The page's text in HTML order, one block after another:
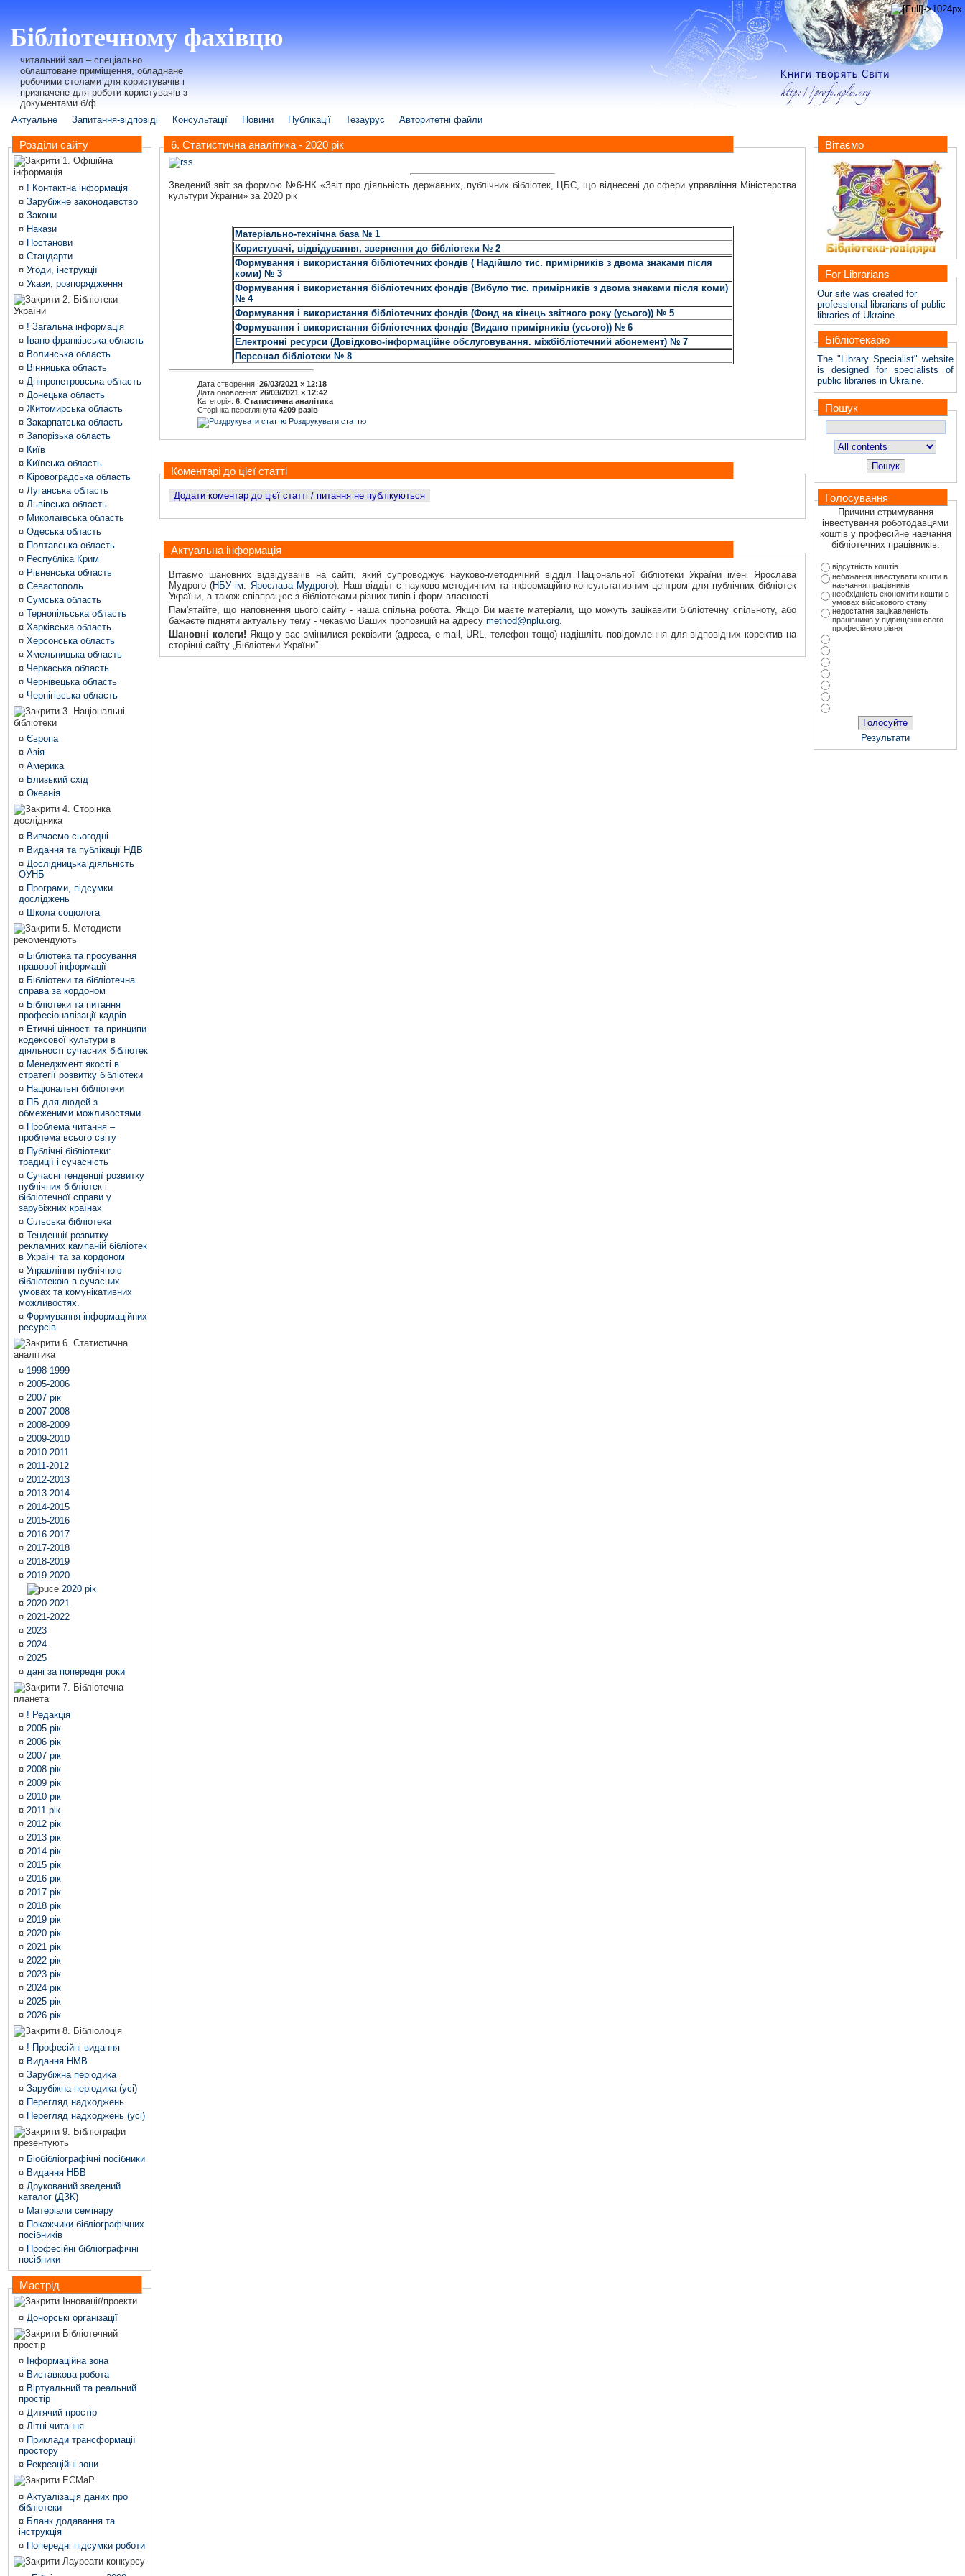
Бібліотечному фахівцю
читальний зал – спеціально
облаштоване приміщення, обладнане
робочими столами для користувачів і
призначене для роботи користувачів з
документами б/ф
Актуальне
Запитання-відповіді Консультації Новини Публікації Тезаурус Авторитетні файли
Розділи сайту
1. Офіційна
інформація
¤ ! Контактна інформація
¤ Зарубіжне законодавство
¤ Закони
¤ Накази
¤ Постанови
¤ Стандарти
¤ Угоди, інструкції
¤ Укази, розпорядження
2. Бібліотеки
України
¤ ! Загальна інформація
¤ Івано-франківська область
¤ Волинська область
¤ Вінницька область
¤ Дніпропетровська область
¤ Донецька область
¤ Житомирська область
¤ Закарпатська область
¤ Запорізька область
¤ Київ
¤ Київська область
¤ Кіровоградська область
¤ Луганська область
¤ Львівська область
¤ Миколаївська область
¤ Одеська область
¤ Полтавська область
¤ Республіка Крим
¤ Рівненська область
¤ Севастополь
¤ Сумська область
¤ Тернопільська область
¤ Харківська область
¤ Херсонська область
¤ Хмельницька область
¤ Черкаська область
¤ Чернівецька область
¤ Чернігівська область
3. Національні
бібліотеки
¤ Європа
¤ Азія
¤ Америка
¤ Близький схід
¤ Океанія
4. Сторінка
дослідника
¤ Вивчаємо сьогодні
¤ Видання та публікації НДВ
¤ Дослідницька діяльність
ОУНБ
¤ Програми, підсумки
досліджень
¤ Школа соціолога
5. Методисти
рекомендують
¤ Бібліотека та просування
правової інформації
¤ Бібліотеки та бібліотечна
справа за кордоном
¤ Бібліотеки та питання
професіоналізації кадрів
¤ Етичні цінності та принципи
кодексової культури в
діяльності сучасних бібліотек
¤ Менеджмент якості в
стратегії розвитку бібліотеки
¤ Національні бібліотеки
¤ ПБ для людей з
обмеженими можливостями
¤ Проблема читання –
проблема всього світу
¤ Публічні бібліотеки:
традиції і сучасність
¤ Сучасні тенденції розвитку
публічних бібліотек і
бібліотечної справи у
зарубіжних країнах
¤ Сільська бібліотека
¤ Тенденції розвитку
рекламних кампаній бібліотек
в Україні та за кордоном
¤ Управління публічною
бібліотекою в сучасних
умовах та комунікативних
можливостях.
¤ Формування інформаційних
ресурсів
6. Статистична
аналітика
¤ 1998-1999
¤ 2005-2006
¤ 2007 рік
¤ 2007-2008
¤ 2008-2009
¤ 2009-2010
¤ 2010-2011
¤ 2011-2012
¤ 2012-2013
¤ 2013-2014
¤ 2014-2015
¤ 2015-2016
¤ 2016-2017
¤ 2017-2018
¤ 2018-2019
¤ 2019-2020
2020 рік
¤ 2020-2021
¤ 2021-2022
¤ 2023
¤ 2024
¤ 2025
¤ дані за попередні роки
7. Бібліотечна
планета
¤ ! Редакція
¤ 2005 рік
¤ 2006 рік
¤ 2007 рік
¤ 2008 рік
¤ 2009 рік
¤ 2010 рік
¤ 2011 рік
¤ 2012 рік
¤ 2013 рік
¤ 2014 рік
¤ 2015 рік
¤ 2016 рік
¤ 2017 рік
¤ 2018 рік
¤ 2019 рік
¤ 2020 рік
¤ 2021 рік
¤ 2022 рік
¤ 2023 рік
¤ 2024 рік
¤ 2025 рік
¤ 2026 рік
8. Бібліолоція
¤ ! Професійні видання
¤ Видання НМВ
¤ Зарубіжна періодика
¤ Зарубіжна періодика (усі)
¤ Перегляд надходжень
¤ Перегляд надходжень (усі)
9. Бібліографи
презентують
¤ Біобібліографічні посібники
¤ Видання НБВ
¤ Друкований зведений
каталог (ДЗК)
¤ Матеріали семінару
¤ Покажчики бібліографічних
посібників
¤ Професійні бібліографічні
посібники
Мастрід
Інновації/проекти
¤ Донорські організації
Бібліотечний
простір
¤ Інформаційна зона
¤ Виставкова робота
¤ Віртуальний та реальний
простір
¤ Дитячий простір
¤ Літні читання
¤ Приклади трансформації
простору
¤ Рекреаційні зони
ЕСМаР
¤ Актуалізація даних про
бібліотеки
¤ Бланк додавання та
інструкція
¤ Попередні підсумки роботи
Лауреати конкурсу
6. Статистична аналітика - 2020 рік
Зведений звіт за формою №6-НК «Звіт про діяльність державних, публічних бібліотек, ЦБС, що віднесені до сфери управління Міністерства
культури України» за 2020 рік
Матеріально-технічна база № 1
Користувачі, відвідування, звернення до бібліотеки № 2
Формування і використання бібліотечних фондів ( Надійшло тис. примірників з двома знаками після
коми) № 3
Формування і використання бібліотечних фондів (Вибуло тис. примірників з двома знаками після коми)
№ 4
Формування і використання бібліотечних фондів (Фонд на кінець звітного року (усього)) № 5
Формування і використання бібліотечних фондів (Видано примірників (усього)) № 6
Електронні ресурси (Довідково-інформаційне обслуговування. міжбібліотечний абонемент) № 7
Персонал бібліотеки № 8
Дата створення: 26/03/2021 × 12:18
Дата оновлення: 26/03/2021 × 12:42
Категорія: 6. Статистична аналітика
Сторінка переглянута 4209 разів
Роздрукувати статтю
Коментарі до цієї статті
Додати коментар до цієї статті / питання не публікуються
Актуальна інформація
Вітаємо шановних відвідувачів на сайті, який супроводжує науково-методичний відділ Національної бібліотеки України імені Ярослава
Мудрого (НБУ ім. Ярослава Мудрого). Наш відділ є науково-методичним та інформаційно-консультативним центром для публічних бібліотек
України, а також співпрацює з бібліотеками різних типів і форм власності.
Пам'ятайте, що наповнення цього сайту - наша спільна робота. Якщо Ви маєте матеріали, що можуть зацікавити бібліотечну спільноту, або
бажаєте підняти актуальну тему - чекаємо Ваших пропозицій на адресу method@nplu.org.
Шановні колеги! Якщо у вас змінилися реквізити (адреса, e-mail, URL, телефон тощо) надішліть повідомлення для відповідних коректив на
сторінці сайту „Бібліотеки України”.
Вітаємо
For Librarians
Our site was created for
professional librarians of public
libraries of Ukraine.
Бібліотекарю
The "Library Specialist" website
is designed for specialists of
public libraries in Ukraine.
Пошук
Пошук
Голосування
Причини стримування
інвестування роботодавцями
коштів у професійне навчання
бібліотечних працівників:
відсутність коштів
небажання інвестувати кошти в
навчання працівників
необхідність економити кошти в
умовах військового стану
недостатня зацікавленість
працівників у підвищенні свого
професійного рівня
Голосуйте
Результати